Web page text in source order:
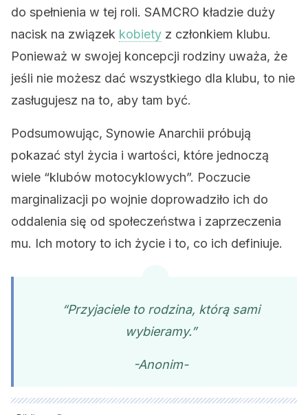
do spełnienia w tej roli. SAMCRO kładzie duży
nacisk na związek kobiety z członkiem klubu.
Ponieważ w swojej koncepcji rodziny uważa, że
jeśli nie możesz dać wszystkiego dla klubu, to nie
zasługujesz na to, aby tam być.
Podsumowując, Synowie Anarchii próbują
pokazać styl życia i wartości, które jednoczą
wiele “klubów motocyklowych”. Poczucie
marginalizacji po wojnie doprowadziło ich do
oddalenia się od społeczeństwa i zaprzeczenia
mu. Ich motory to ich życie i to, co ich definiuje.
“Przyjaciele to rodzina, którą sami
wybieramy.”
-Anonim-